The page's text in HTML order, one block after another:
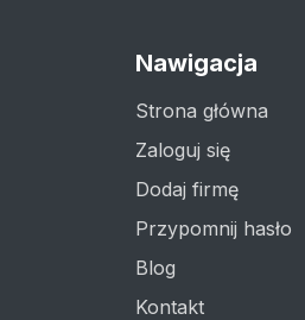
Nawigacja
Strona główna
Zaloguj się
Dodaj firmę
Przypomnij hasło
Blog
Kontakt